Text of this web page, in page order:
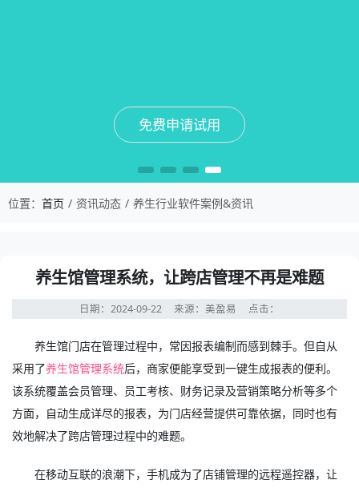
免费申请试用
免费申请试用
免费申请试用
免费申请试用
位置： 首页 资讯动态 养生行业软件案例&资讯
养生馆管理系统，让跨店管理不再是难题
日期：2024-09-22 来源：美盈易 点击：
养生馆门店在管理过程中，常因报表编制而感到棘手。但自从
采用了养生馆管理系统后，商家便能享受到一键生成报表的便利。
该系统覆盖会员管理、员工考核、财务记录及营销策略分析等多个
方面，自动生成详尽的报表，为门店经营提供可靠依据，同时也有
效地解决了跨店管理过程中的难题。
在移动互联的浪潮下，手机成为了店铺管理的远程遥控器，让